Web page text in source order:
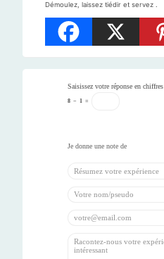
Démoulez, laissez tiédir et servez .
Saisissez votre réponse en chiffres
8 − 1 =